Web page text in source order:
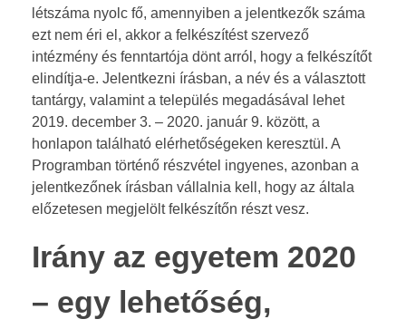
létszáma nyolc fő, amennyiben a jelentkezők száma
ezt nem éri el, akkor a felkészítést szervező
intézmény és fenntartója dönt arról, hogy a felkészítőt
elindítja-e. Jelentkezni írásban, a név és a választott
tantárgy, valamint a település megadásával lehet
2019. december 3. – 2020. január 9. között, a
honlapon található elérhetőségeken keresztül. A
Programban történő részvétel ingyenes, azonban a
jelentkezőnek írásban vállalnia kell, hogy az általa
előzetesen megjelölt felkészítőn részt vesz.
Irány az egyetem 2020
– egy lehetőség,